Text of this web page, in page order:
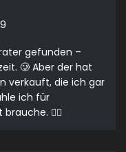
gefunden –
🥲 Aber der hat
verkauft, die ich gar
ich für
🤦‍♂️